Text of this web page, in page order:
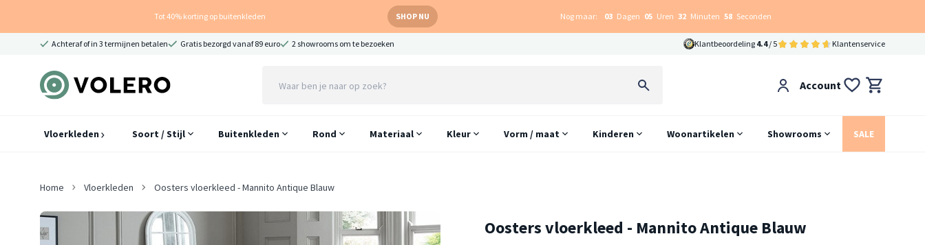
Tot 40% korting op buitenkleden SHOP NU Nog maar: 03 Dagen 05 Uren 32 Minuten 58 Seconden
Achteraf of in 3 termijnen betalen Gratis bezorgd vanaf 89 euro 2 showrooms om te bezoeken Klantbeoordeling 4.4/ 5 Klantenservice
Account
Vloerkleden Soort / Stijl Buitenkleden Rond Materiaal Kleur Vorm / maat Kinderen Woonartikelen Showrooms SALE
Home Vloerkleden Oosters vloerkleed - Mannito Antique Blauw
Oosters vloerkleed - Mannito Antique Blauw